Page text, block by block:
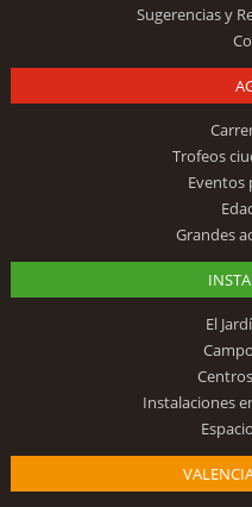
Sugerencias y
Trofeos
Eventos
Grandes
El
Instalaciones